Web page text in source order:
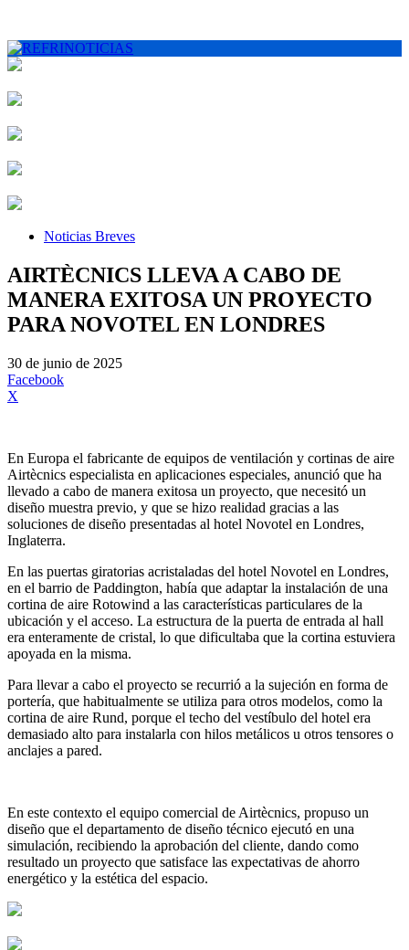
Noticias Breves
AIRTÈCNICS LLEVA A CABO DE
MANERA EXITOSA UN PROYECTO
PARA NOVOTEL EN LONDRES
30 de junio de 2025
Facebook
X
En Europa el fabricante de equipos de ventilación y cortinas de aire
Airtècnics especialista en aplicaciones especiales, anunció que ha
llevado a cabo de manera exitosa un proyecto, que necesitó un
diseño muestra previo, y que se hizo realidad gracias a las
soluciones de diseño presentadas al hotel Novotel en Londres,
Inglaterra.
En las puertas giratorias acristaladas del hotel Novotel en Londres,
en el barrio de Paddington, había que adaptar la instalación de una
cortina de aire Rotowind a las características particulares de la
ubicación y el acceso. La estructura de la puerta de entrada al hall
era enteramente de cristal, lo que dificultaba que la cortina estuviera
apoyada en la misma.
Para llevar a cabo el proyecto se recurrió a la sujeción en forma de
portería, que habitualmente se utiliza para otros modelos, como la
cortina de aire Rund, porque el techo del vestíbulo del hotel era
demasiado alto para instalarla con hilos metálicos u otros tensores o
anclajes a pared.
En este contexto el equipo comercial de Airtècnics, propuso un
diseño que el departamento de diseño técnico ejecutó en una
simulación, recibiendo la aprobación del cliente, dando como
resultado un proyecto que satisface las expectativas de ahorro
energético y la estética del espacio.